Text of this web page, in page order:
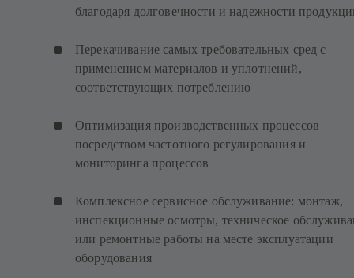
благодаря долговечности и надежности
Перекачивание самых требовательных сред с
применением материалов и уплотнений,
соответствующих потреблению
Оптимизация производственных процессов
посредством частотного регулирования и
мониторинга процессов
Комплексное сервисное обслуживание: монтаж,
инспекционные осмотры, техническое
или ремонтные работы на месте эксплуатации
оборудования